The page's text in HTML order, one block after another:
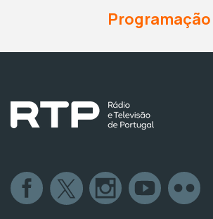
Programação